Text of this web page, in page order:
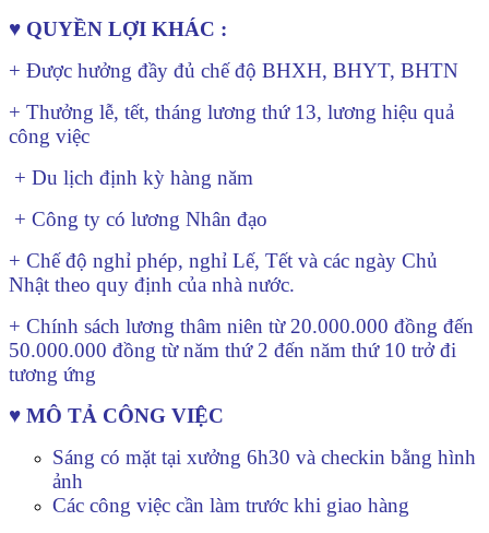
♥ QUYỀN LỢI KHÁC :
+ Được hưởng đầy đủ chế độ BHXH, BHYT, BHTN
+ Thưởng lễ, tết, tháng lương thứ 13, lương hiệu quả
công việc
+ Du lịch định kỳ hàng năm
+ Công ty có lương Nhân đạo
+ Chế độ nghỉ phép, nghỉ Lế, Tết và các ngày Chủ
Nhật theo quy định của nhà nước.
+ Chính sách lương thâm niên từ 20.000.000 đồng đến
50.000.000 đồng từ năm thứ 2 đến năm thứ 10 trở đi
tương ứng
♥ MÔ TẢ CÔNG VIỆC
Sáng có mặt tại xưởng 6h30 và checkin bằng hình
ảnh
Các công việc cần làm trước khi giao hàng